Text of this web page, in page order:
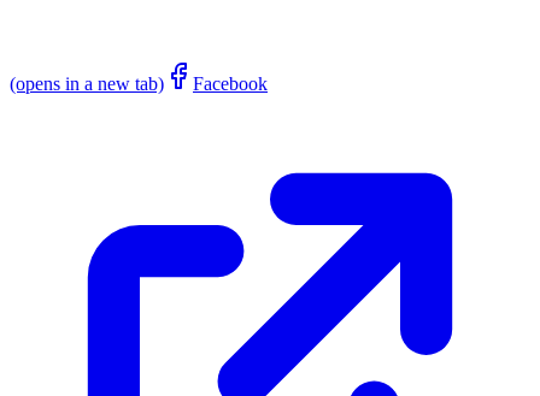
(opens in a new tab) Facebook